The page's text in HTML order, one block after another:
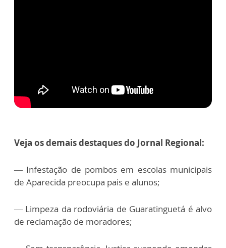
Veja os demais destaques do Jornal Regional:
— Infestação de pombos em escolas municipais
de Aparecida preocupa pais e alunos;
— Limpeza da rodoviária de Guaratinguetá é alvo
de reclamação de moradores;